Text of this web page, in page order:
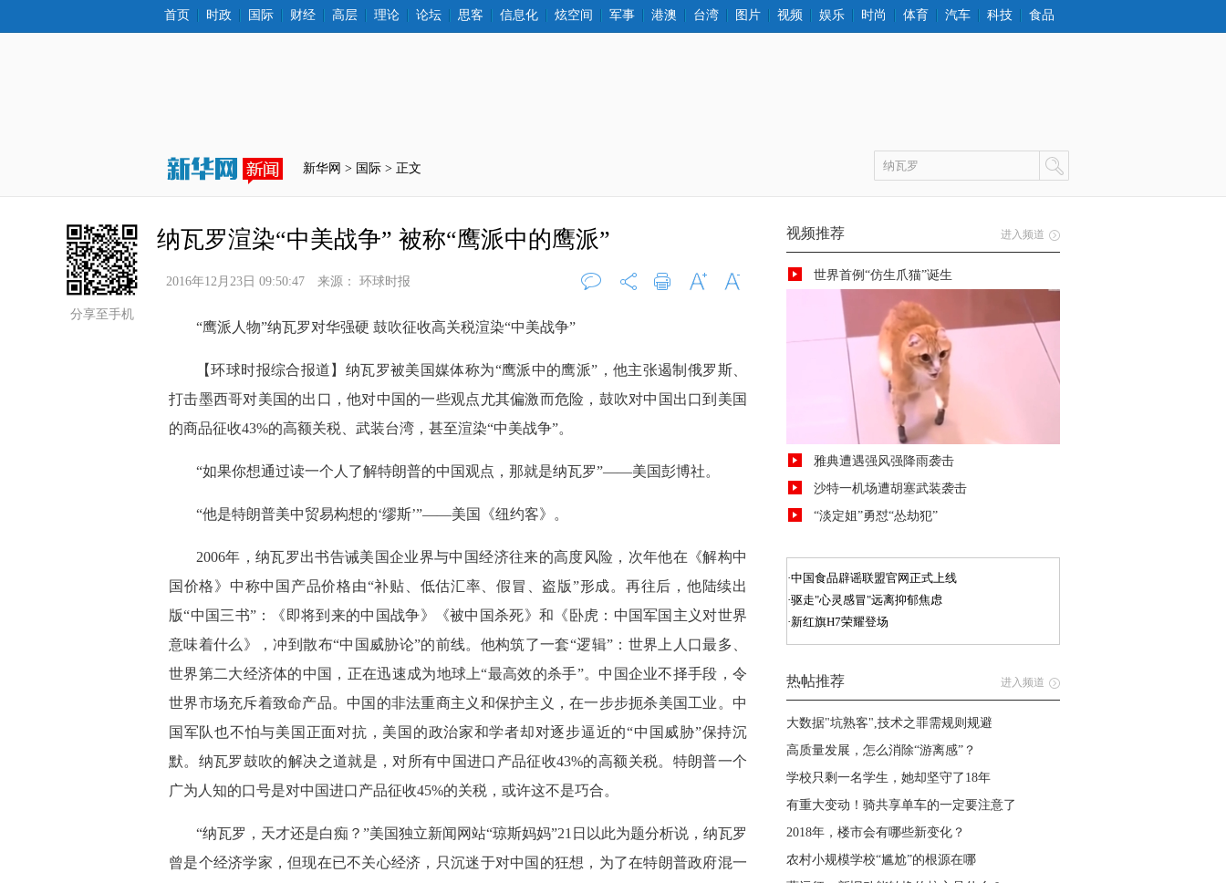
首页 时政 国际 财经 高层 理论 论坛 思客 信息化 炫空间 军事 港澳 台湾 图片 视频 娱乐 时尚 体育 汽车 科技 食品
新华网 > 国际 > 正文
分享至手机
纳瓦罗渲染“中美战争” 被称“鹰派中的鹰派”
2016年12月23日 09:50:47 来源： 环球时报
“鹰派人物”纳瓦罗对华强硬 鼓吹征收高关税渲染“中美战争”
【环球时报综合报道】纳瓦罗被美国媒体称为“鹰派中的鹰派”，他主张遏制俄罗斯、
打击墨西哥对美国的出口，他对中国的一些观点尤其偏激而危险，鼓吹对中国出口到美国
的商品征收43%的高额关税、武装台湾，甚至渲染“中美战争”。
“如果你想通过读一个人了解特朗普的中国观点，那就是纳瓦罗”——美国彭博社。
“他是特朗普美中贸易构想的‘缪斯’”——美国《纽约客》。
2006年，纳瓦罗出书告诫美国企业界与中国经济往来的高度风险，次年他在《解构中
国价格》中称中国产品价格由“补贴、低估汇率、假冒、盗版”形成。再往后，他陆续出
版“中国三书”：《即将到来的中国战争》《被中国杀死》和《卧虎：中国军国主义对世界
意味着什么》，冲到散布“中国威胁论”的前线。他构筑了一套“逻辑”：世界上人口最多、
世界第二大经济体的中国，正在迅速成为地球上“最高效的杀手”。中国企业不择手段，令
世界市场充斥着致命产品。中国的非法重商主义和保护主义，在一步步扼杀美国工业。中
国军队也不怕与美国正面对抗，美国的政治家和学者却对逐步逼近的“中国威胁”保持沉
默。纳瓦罗鼓吹的解决之道就是，对所有中国进口产品征收43%的高额关税。特朗普一个
广为人知的口号是对中国进口产品征收45%的关税，或许这不是巧合。
“纳瓦罗，天才还是白痴？”美国独立新闻网站“琼斯妈妈”21日以此为题分析说，纳瓦罗
曾是个经济学家，但现在已不关心经济，只沉迷于对中国的狂想，为了在特朗普政府混一